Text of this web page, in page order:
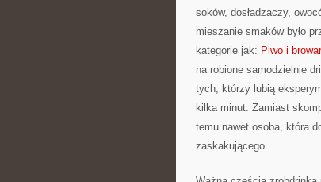
soków, dosładzaczy,
mieszanie smaków było
kategorie jak: Piwo i
na robione samodzielnie
tych, którzy lubią
kilka minut. Zamiast
temu nawet osoba, która
zaskakującego.